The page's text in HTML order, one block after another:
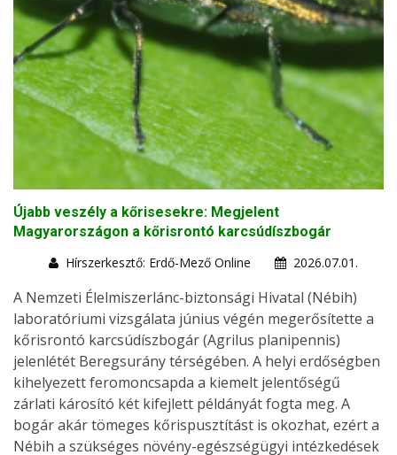
Újabb veszély a kőrisesekre: Megjelent
Magyarországon a kőrisrontó karcsúdíszbogár
Hírszerkesztő: Erdő-Mező Online
2026.07.01.
A Nemzeti Élelmiszerlánc-biztonsági Hivatal (Nébih)
laboratóriumi vizsgálata június végén megerősítette a
kőrisrontó karcsúdíszbogár (Agrilus planipennis)
jelenlétét Beregsurány térségében. A helyi erdőségben
kihelyezett feromoncsapda a kiemelt jelentőségű
zárlati károsító két kifejlett példányát fogta meg. A
bogár akár tömeges kőrispusztítást is okozhat, ezért a
Nébih a szükséges növény-egészségügyi intézkedések